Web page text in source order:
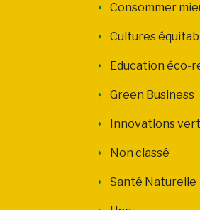
Consommer
Cultures
Education éco-
Green Business
Innovations
Non classé
Santé Naturelle